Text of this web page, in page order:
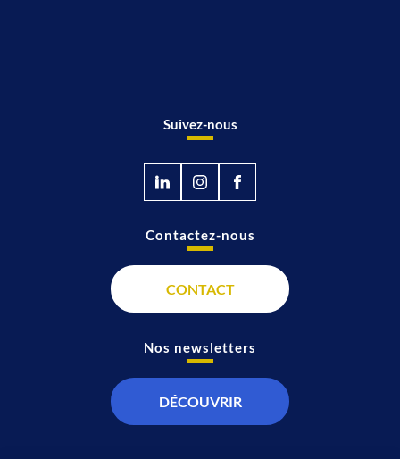
Suivez-nous
Contactez-nous
CONTACT
Nos newsletters
DÉCOUVRIR